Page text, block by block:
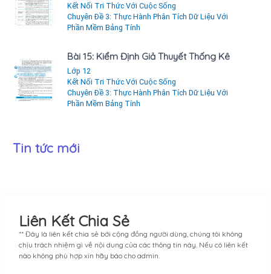
Kết Nối Tri Thức Với Cuộc Sống
Chuyên Đề 3: Thực Hành Phân Tích Dữ Liệu Với
Phần Mềm Bảng Tính
Bài 15: Kiểm Định Giả Thuyết Thống Kê
Lớp 12
Kết Nối Tri Thức Với Cuộc Sống
Chuyên Đề 3: Thực Hành Phân Tích Dữ Liệu Với
Phần Mềm Bảng Tính
Tin tức mới
Liên Kết Chia Sẻ
** Đây là liên kết chia sẻ bới cộng đồng người dùng, chúng tôi không
chịu trách nhiệm gì về nội dung của các thông tin này. Nếu có liên kết
nào không phù hợp xin hãy báo cho admin.